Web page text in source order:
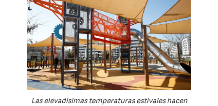
Las elevadísimas temperaturas estivales hacen